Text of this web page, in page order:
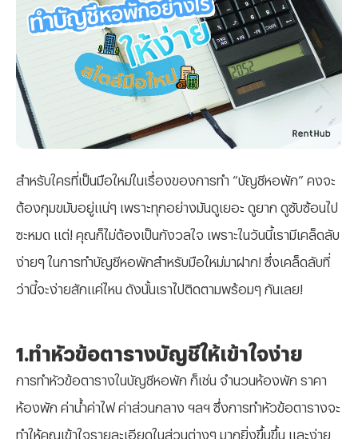
สำหรับใครที่เป็นมือใหม่ในเรื่องของการทำ “บัญชีหอพัก” คงจะ
ต้องกุมขมับอยู่แน่ๆ เพราะทุกอย่างมันดูเยอะ ดูยาก ดูซับซ้อนไป
ซะหมด แต่! คุณก็ไม่ต้องเป็นกังวลใจ เพราะในวันนี้เรามีเคล็ดลับ
ง่ายๆ ในการทำบัญชีหอพักสำหรับมือใหม่มาฝาก! ซึ่งเคล็ดลับที่
ว่านี้จะง่ายสักแค่ไหน ดังนั้นเราไปติดตามพร้อมๆ กันเลย!
1.ทำหัวข้อตารางบัญชีให้เข้าใจง่าย
การทำหัวข้อตารางในบัญชีหอพัก ก็เช่น จำนวนห้องพัก ราคา
ห้องพัก ค่าน้ำค่าไฟ ค่าส่วนกลาง ฯลฯ ซึ่งการทำหัวข้อตารางจะ
ทำให้คุณเข้าใจรายละเอียดในส่วนต่างๆ มากยิ่งขึ้นขึ้น และง่าย